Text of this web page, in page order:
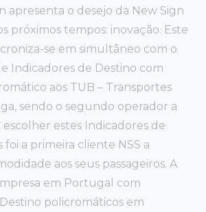
apresenta o desejo da New Sign
próximos tempos: inovação. Este
se em simultâneo com o
Indicadores de Destino com
aos TUB – Transportes
sendo o segundo operador a
estes Indicadores de
foi a primeira cliente NSS a
aos seus passageiros. A
em Portugal com
policromáticos em